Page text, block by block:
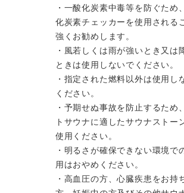
・一酸化炭素中毒等を防ぐため
化炭素チェッカーを使用される
強くお勧めします。
・風若しくは雨が強いとき又は
ときは使用しないでください。
・指定された燃料以外は使用し
ください。
・予期せぬ事故を防止するため
トサウナに適したサウナストー
使用ください。
・明るさが確保できない環境で
用はおやめください。
・高血圧の方、心臓疾患をお持